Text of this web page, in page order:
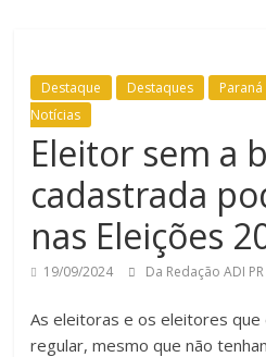
de
notícias
do
Paraná
Destaque Destaques Paraná
Notícias
Eleitor sem a
cadastrada
nas Eleições
19/09/2024 Da Redação ADI PR
As eleitoras e os eleitores
regular, mesmo que não